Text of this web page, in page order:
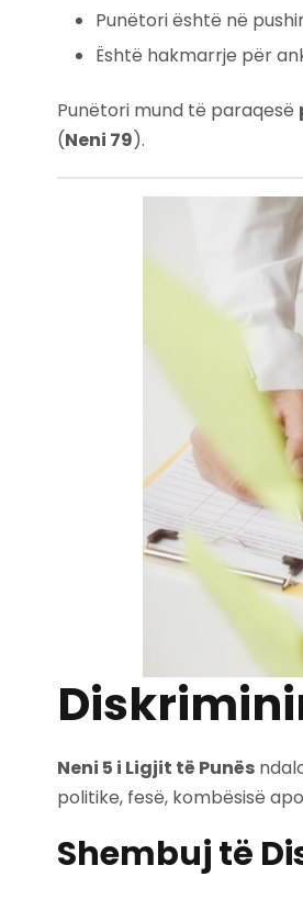
Punëtori është në
Është hakmarrje për
Punëtori mund të paraqesë
(Neni 79).
Neni 5 i Ligjit të Punës
politike, fesë, kombësisë
Shembuj të